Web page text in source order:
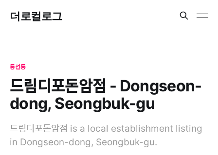
더로컬로그
동선동
드림디포돈암점 - Dongseon-
dong, Seongbuk-gu
드림디포돈암점 is a local establishment listing
in Dongseon-dong, Seongbuk-gu.